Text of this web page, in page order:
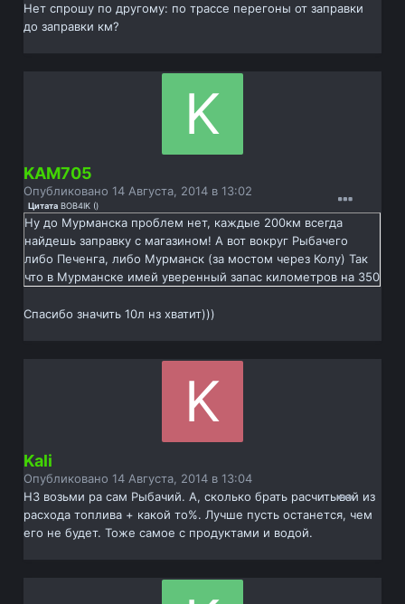
Нет спрошу по другому: по трассе перегоны от заправки
до заправки км?
KAM705
Опубликовано14 Августа, 2014 в 13:02
Цитата BOB4IK ()
Ну до Мурманска проблем нет, каждые 200км всегда
найдешь заправку с магазином! А вот вокруг Рыбачего
либо Печенга, либо Мурманск (за мостом через Колу) Так
что в Мурманске имей уверенный запас километров на 350
Спасибо значить 10л нз хватит)))
Kali
Опубликовано14 Августа, 2014 в 13:04
НЗ возьми ра сам Рыбачий. А, сколько брать расчитывай из
расхода топлива + какой то%. Лучше пусть останется, чем
его не будет. Тоже самое с продуктами и водой.